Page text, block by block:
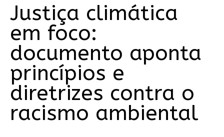
Justiça climática
em foco:
documento aponta
princípios e
diretrizes contra o
racismo ambiental